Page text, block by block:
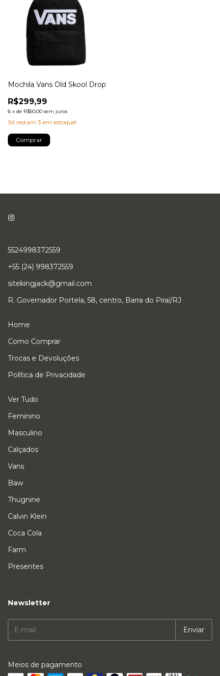
Mochila Vans Old Skool Drop
R$299,99
6 x de R$50,00 sem juros
Só restam 3 em estoque!
Comprar
5524998372559
+55 (24) 998372559
sitekingjack@gmail.com
R. Governador Portela, 58, centro, Barra do Piraí/RJ
Home
Como Comprar
Trocas e Devoluções
Política de Privacidade
Ver Tudo
Feminino
Masculino
Calçados
Vans
Baw
Thugnine
Calvin Klein
Coca Cola
Farm
Presentes
Newsletter
Meios de pagamento